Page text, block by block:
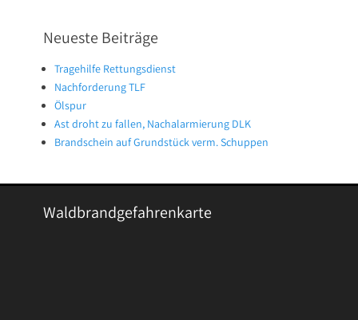
Neueste Beiträge
Tragehilfe Rettungsdienst
Nachforderung TLF
Ölspur
Ast droht zu fallen, Nachalarmierung DLK
Brandschein auf Grundstück verm. Schuppen
Waldbrandgefahrenkarte